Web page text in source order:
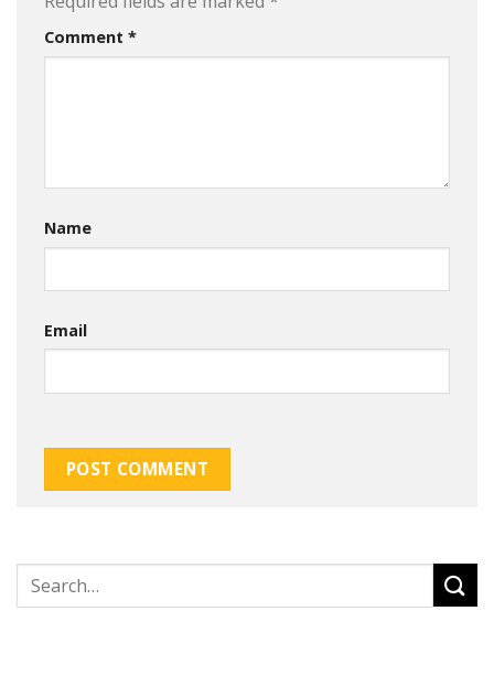
Comment *
Name
Email